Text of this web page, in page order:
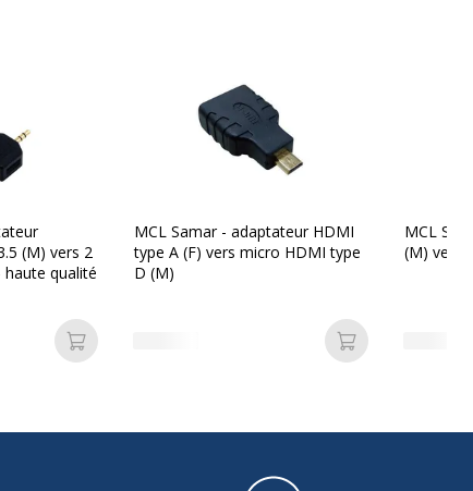
(M) vers 2
haute qualité
Ajouter au panier
MCL Samar - adaptateur HDMI
type A (F) vers micro HDMI type
D (M)
Ajouter au
MCL
(M) vers